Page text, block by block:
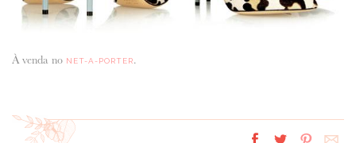
À venda no NET-A-PORTER.